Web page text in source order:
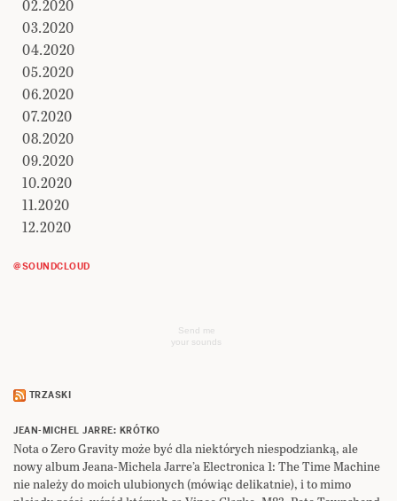
02.2020
03.2020
04.2020
05.2020
06.2020
07.2020
08.2020
09.2020
10.2020
11.2020
12.2020
@SOUNDCLOUD
Send me
your sounds
TRZASKI
JEAN-MICHEL JARRE: KRÓTKO
Nota o Zero Gravity może być dla niektórych niespodzianką, ale
nowy album Jeana-Michela Jarre’a Electronica 1: The Time Machine
nie należy do moich ulubionych (mówiąc delikatnie), i to mimo